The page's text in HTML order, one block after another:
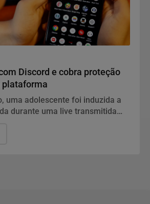
Discord e cobra proteção
plataforma
uma adolescente foi induzida a
durante uma live transmitida